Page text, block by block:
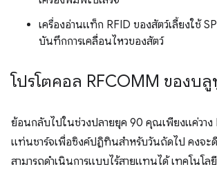
เครื่องอ่านแท็ก RFID ของสัตว์เลี้ยงใช้
บันทึกการเคลื่อนไหวของสัตว์
โปรโตคอล RFCOMM ของบลู
ย้อนกลับไปในช่วงปลายยุค 90 คุณเพียงแค่วาง
แท่นชาร์จเพื่อซิงค์ปฏิทินสำหรับวันถัดไป คงจ
สามารถดำเนินการแบบไร้สายแทนได้ เทคโนโ